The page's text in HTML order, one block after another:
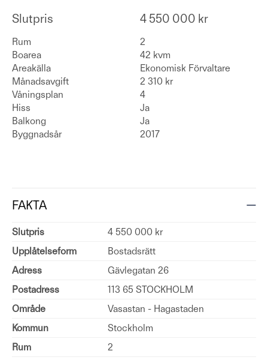
Slutpris 4 550 000 kr
Rum
2
Boarea
42 kvm
Areakälla
Ekonomisk Förvaltare
Månadsavgift
2 310 kr
Våningsplan
4
Hiss
Ja
Balkong
Ja
Byggnadsår
2017
FAKTA
Slutpris
4 550 000 kr
Upplåtelseform
Bostadsrätt
Adress
Gävlegatan 26
Postadress
113 65 STOCKHOLM
Område
Vasastan - Hagastaden
Kommun
Stockholm
Rum
2